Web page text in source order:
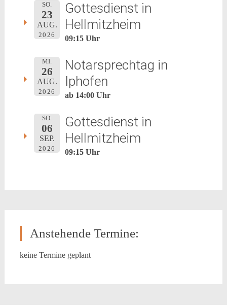
SO.
23
AUG.
2026
Gottesdienst in
Hellmitzheim
09:15 Uhr
MI.
26
AUG.
2026
Notarsprechtag in
Iphofen
ab 14:00 Uhr
SO.
06
SEP.
2026
Gottesdienst in
Hellmitzheim
09:15 Uhr
Anstehende Termine:
keine Termine geplant